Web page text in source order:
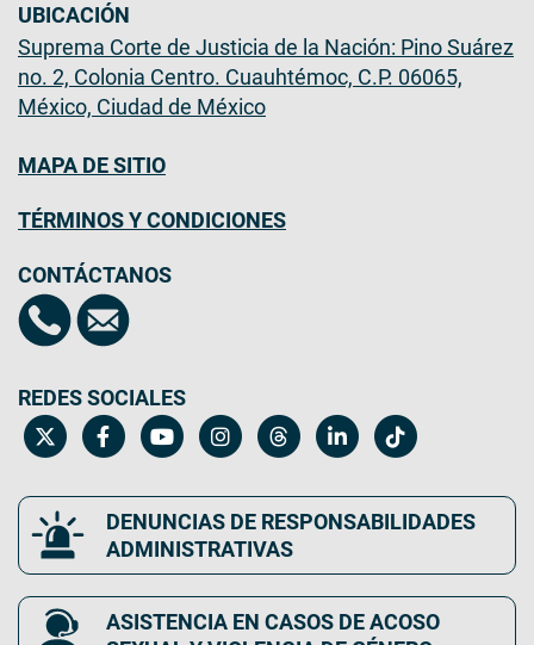
UBICACIÓN
Suprema Corte de Justicia de la Nación: Pino Suárez
no. 2, Colonia Centro. Cuauhtémoc, C.P. 06065,
México, Ciudad de México
MAPA DE SITIO
TÉRMINOS Y CONDICIONES
CONTÁCTANOS
REDES SOCIALES
DENUNCIAS DE RESPONSABILIDADES
ADMINISTRATIVAS
ASISTENCIA EN CASOS DE ACOSO